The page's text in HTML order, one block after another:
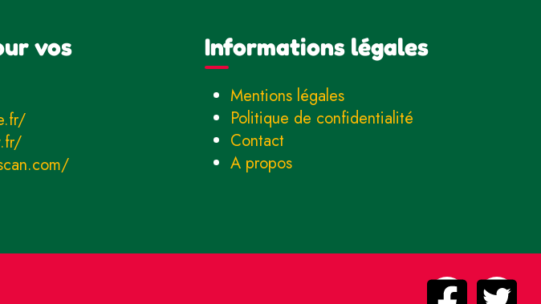
vos
Informations légales
Mentions légales
Politique de confidentialité
Contact
A propos